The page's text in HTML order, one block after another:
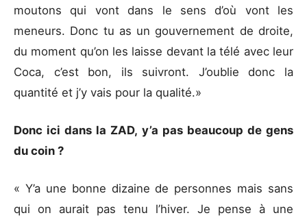
moutons qui vont dans le sens d’où vont les
meneurs. Donc tu as un gouvernement de droite,
du moment qu’on les laisse devant la télé avec leur
Coca, c’est bon, ils suivront. J’oublie donc la
quantité et j’y vais pour la qualité.»
Donc ici dans la ZAD, y’a pas beaucoup de gens
du coin ?
« Y’a une bonne dizaine de personnes mais sans
qui on aurait pas tenu l’hiver. Je pense à une